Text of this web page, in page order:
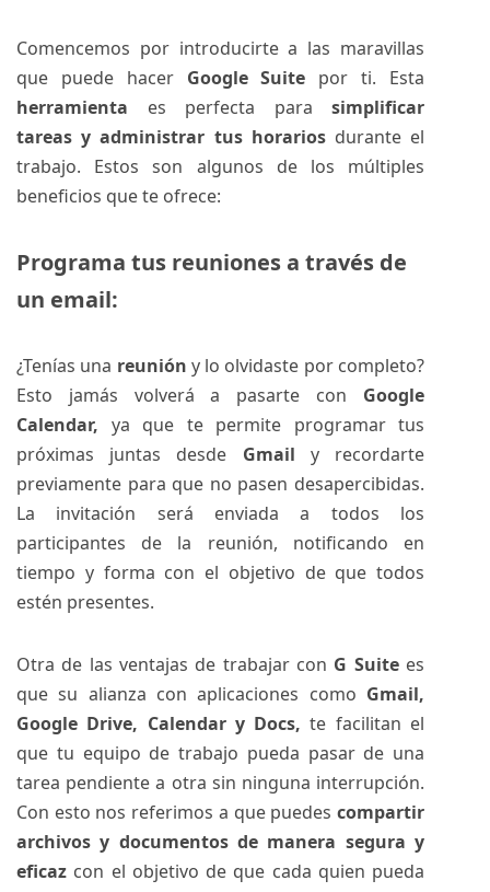
Comencemos por introducirte a las maravillas
que puede hacer Google Suite por ti. Esta
herramienta es perfecta para simplificar
tareas y administrar tus horariosdurante el
trabajo. Estos son algunos de los múltiples
beneficios que te ofrece:
Programa tus reuniones a través de
un email:
¿Tenías una reunión y lo olvidaste por completo?
Esto jamás volverá a pasarte con Google
Calendar, ya que te permite programar tus
próximas juntas desde Gmail y recordarte
previamente para que no pasen desapercibidas.
La invitación será enviada a todos los
participantes de la reunión, notificando en
tiempo y forma con el objetivo de que todos
estén presentes.
Otra de las ventajas de trabajar con G Suitees
que su alianza con aplicaciones como Gmail,
Google Drive, Calendar y Docs, te facilitan el
que tu equipo de trabajo pueda pasar de una
tarea pendiente a otra sin ninguna interrupción.
Con esto nos referimos a que puedes compartir
archivos y documentos de manera segura y
eficaz con el objetivo de que cada quien pueda